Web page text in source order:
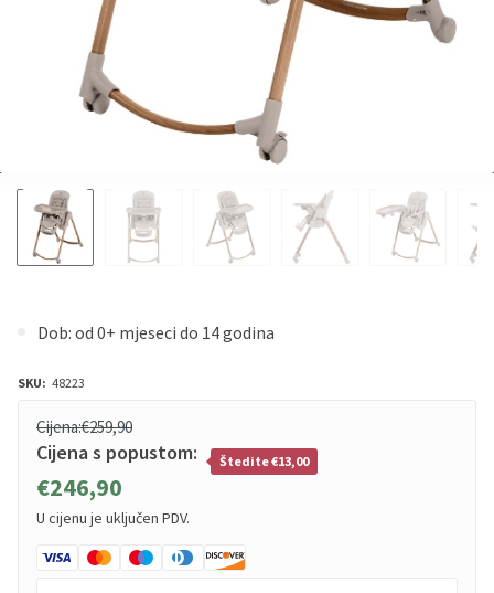
Dob: od 0+ mjeseci do 14 godina
SKU: 48223
Cijena:€259,90
Cijena s popustom:
€246,90
Štedite €13,00
U cijenu je uključen PDV.